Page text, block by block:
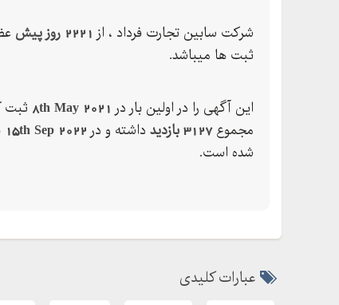
به همراه دارد.
جهت کسب اطلاعات بیشتر در زمینه خرید و یا
کنید.
در سابین ارسال به تمام نقاط با امکان پذیر می
این شرکت برای ما نیست،شرکت شماست تنها
سابین نسبت به آینده خوشبین
شرکت سابین تجارت فرداد ، از 2221 روز پیش
ثبت ها میباشد.
این آگهی را در اولین بار در 8th May 2021 ثبت
مجموع3127 بازدید داشته و در 15th Sep 2022
شده است.
عبارات کلیدی